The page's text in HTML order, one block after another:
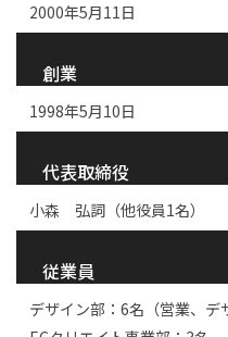
2000年5月11日
創業
1998年5月10日
代表取締役
小森 弘詞（他役員1名）
従業員
デザイン部：6名（営業、デ